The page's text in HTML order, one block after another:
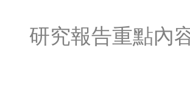
研究報告重點內容